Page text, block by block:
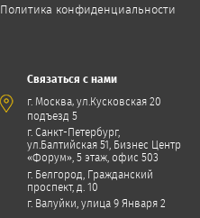
Политика конфиденциальности
Связаться с нами
г. Москва,ул.Кусковская 20
подъезд 5
г. Санкт-Петербург,
ул.Балтийская 51, Бизнес Центр
«Форум», 5 этаж, офис 503
г. Белгород, Гражданский
проспект, д. 10
г. Валуйки, улица 9 Января 2